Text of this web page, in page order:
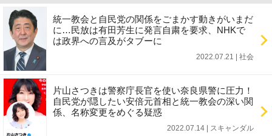
統一教会と自民党の関係をごまかす動きがいまだ
に…民放は有田芳生に発言自粛を要求、NHKで
は政界への言及がタブーに
2022.07.21 | 社会
片山さつきは警察庁長官を使い奈良県警に圧力！
自民党が隠したい安倍元首相と統一教会の深い関
係、名称変更をめぐる疑惑
2022.07.14 | スキャンダル